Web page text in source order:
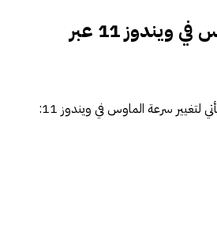
ويندوز 11 ع
بر
لتغيير سرعة الماوس في ويندوز 11: